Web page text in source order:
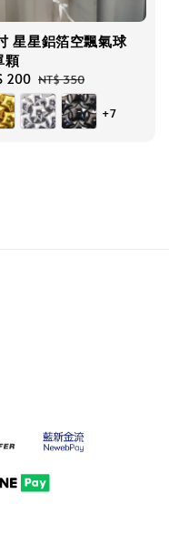
星星鋁箔空飄氣球
顆
200 Regular
price
NT$ 350
+7